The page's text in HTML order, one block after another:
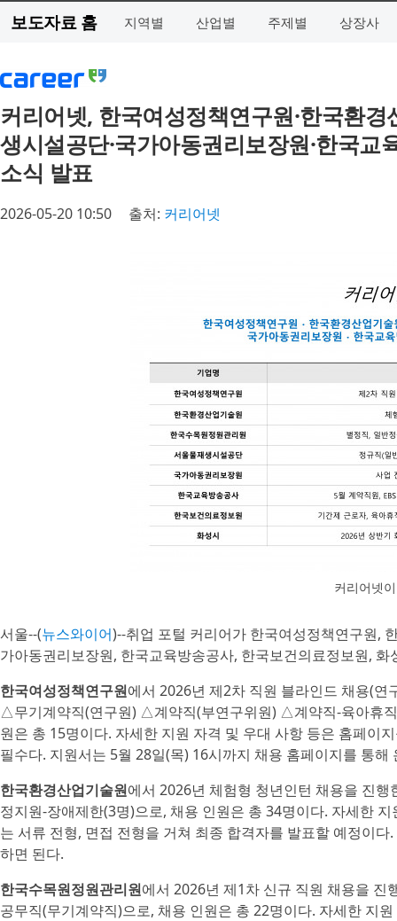
보도자료 홈 지역별 산업별 주제별 상장사
커리어넷, 한국여성정책연구원·한국환
생시설공단·국가아동권리보장원·한국교
소식 발표
2026-05-20 10:50 출처: 커리어넷
커리어넷
서울--(뉴스와이어)--취업 포털 커리어가 한국여성정책연구원,
가아동권리보장원, 한국교육방송공사, 한국보건의료정보원,
한국여성정책연구원에서 2026년 제2차 직원 블라인드 채용(
△무기계약직(연구원) △계약직(부연구위원) △계약직-육아휴
원은 총 15명이다. 자세한 지원 자격 및 우대 사항 등은 홈페이
필수다. 지원서는 5월 28일(목) 16시까지 채용 홈페이지를 통해
한국환경산업기술원에서 2026년 체험형 청년인턴 채용을 진
정지원-장애제한(3명)으로, 채용 인원은 총 34명이다. 자세한
는 서류 전형, 면접 전형을 거쳐 최종 합격자를 발표할 예정이
하면 된다.
한국수목원정원관리원에서 2026년 제1차 신규 직원 채용을
공무직(무기계약직)으로, 채용 인원은 총 22명이다. 자세한 지